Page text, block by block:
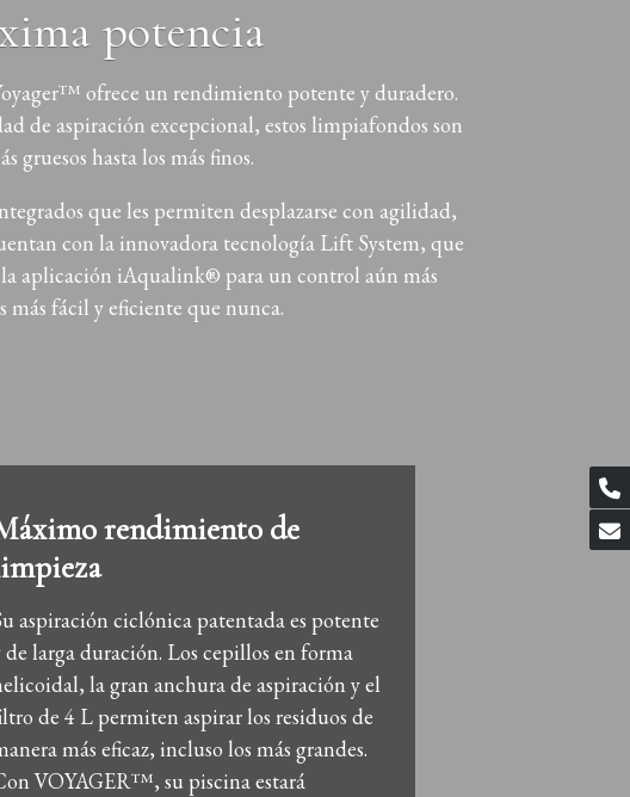
potencia
ofrece un rendimiento potente y duradero.
de aspiración excepcional, estos limpiafondos son
gruesos hasta los más finos.
que les permiten desplazarse con agilidad,
con la innovadora tecnología Lift System, que
aplicación iAqualink® para un control aún más
fácil y eficiente que nunca.
rendimiento de
aspiración ciclónica patentada es potente
de larga duración. Los cepillos en forma
la gran anchura de aspiración y el
de 4 L permiten aspirar los residuos de
más eficaz, incluso los más grandes.
VOYAGER™, su piscina estará